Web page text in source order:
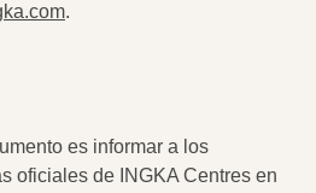
.
es informar a los
oficiales de INGKA Centres en